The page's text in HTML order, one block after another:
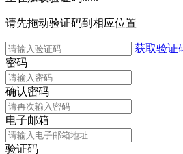
请先拖动验证码到相应位置
获取验证
密码
确认密码
电子邮箱
验证码